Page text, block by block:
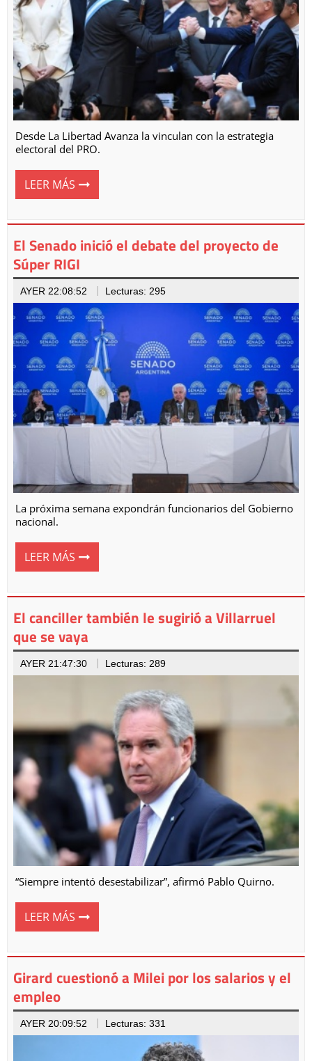
Desde La Libertad Avanza la vinculan con la estrategia
electoral del PRO.
LEER MÁS
El Senado inició el debate del proyecto de
Súper RIGI
AYER 22:08:52 Lecturas: 295
La próxima semana expondrán funcionarios del Gobierno
nacional.
LEER MÁS
El canciller también le sugirió a Villarruel
que se vaya
AYER 21:47:30 Lecturas: 289
“Siempre intentó desestabilizar”, afirmó Pablo Quirno.
LEER MÁS
Girard cuestionó a Milei por los salarios y el
empleo
AYER 20:09:52 Lecturas: 331